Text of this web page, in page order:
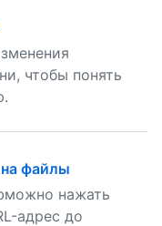
чтобы понять
файлы
нажать
адрес до